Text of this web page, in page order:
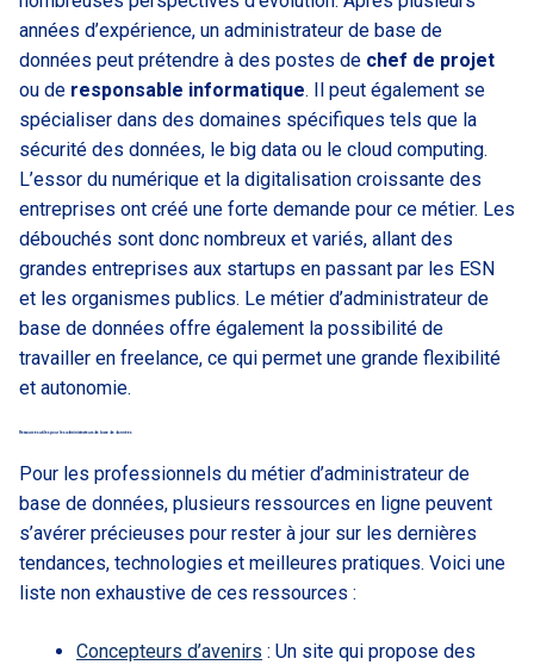
années d’expérience, un administrateur de base de
données peut prétendre à des postes de chef de projet
ou de responsable informatique. Il peut également se
spécialiser dans des domaines spécifiques tels que la
sécurité des données, le big data ou le cloud computing.
L’essor du numérique et la digitalisation croissante des
entreprises ont créé une forte demande pour ce métier. Les
débouchés sont donc nombreux et variés, allant des
grandes entreprises aux startups en passant par les ESN
et les organismes publics. Le métier d’administrateur de
base de données offre également la possibilité de
travailler en freelance, ce qui permet une grande flexibilité
et autonomie.
Ressources utiles pour les administrateurs de base de données
Pour les professionnels du métier d’administrateur de
base de données, plusieurs ressources en ligne peuvent
s’avérer précieuses pour rester à jour sur les dernières
tendances, technologies et meilleures pratiques. Voici une
liste non exhaustive de ces ressources :
Concepteurs d’avenirs : Un site qui propose des